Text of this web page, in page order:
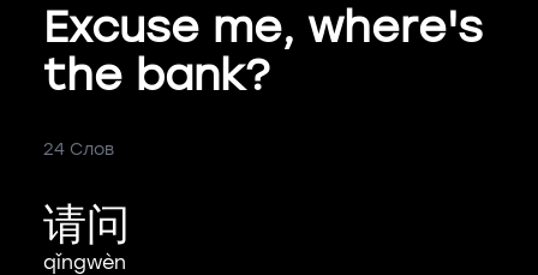
Excuse me, where's
the bank?
24 Слов
请问
qǐngwèn